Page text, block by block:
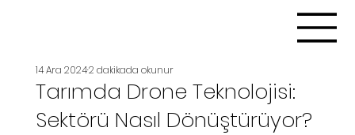
Tarımda Drone Teknolojisi:
Sektörü Nasıl Dönüştürüyor?
14 Ara 20242 dakikada okunur